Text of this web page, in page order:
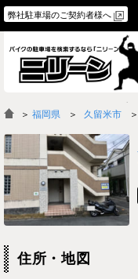
弊社駐車場のご契約者様へ
物件一覧
よくあるご質問
＞ 福岡県 久留米市
住所・地図